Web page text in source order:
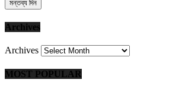
Archives
Archives
MOST POPULAR